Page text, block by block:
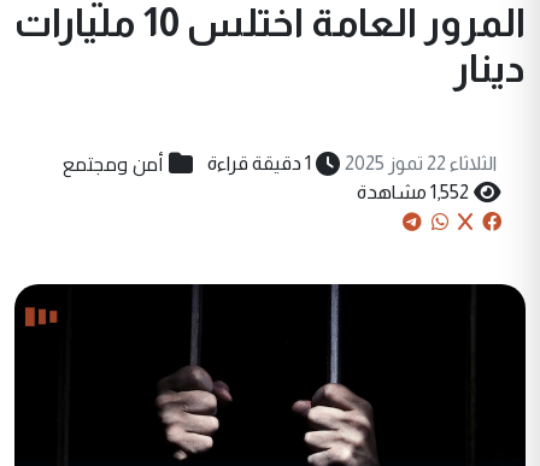
المرور العامة اختلس 10 مليارات
دينار
الثلاثاء 22 تموز 2025 1 دقيقة قراءة أمن ومجتمع
1,552 مشاهدة